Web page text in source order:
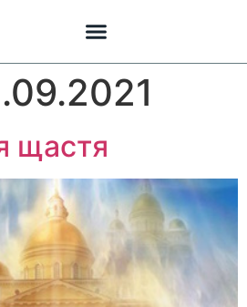
щастя